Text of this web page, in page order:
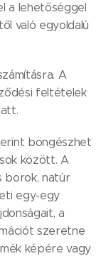
a lehetőséggel
való egyoldalú
A
feltételek
böngészhet
között. A
borok, natúr
egy-egy
a
szeretne
képére vagy